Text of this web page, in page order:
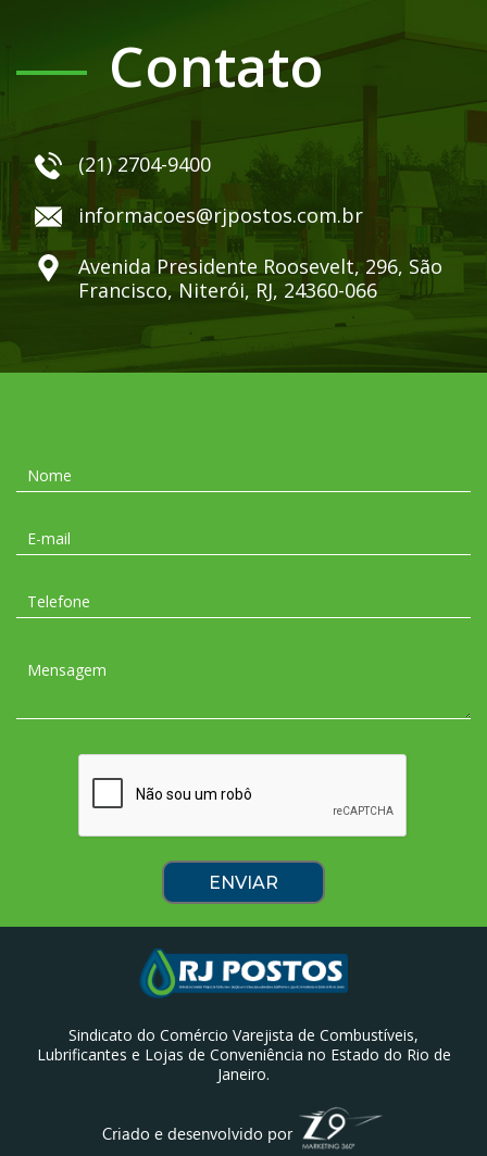
Contato
(21) 2704-9400
informacoes@rjpostos.com.br
Avenida Presidente Roosevelt, 296, São
Francisco, Niterói, RJ, 24360-066
Sindicato do Comércio Varejista de Combustíveis,
Lubrificantes e Lojas de Conveniência no Estado do Rio de
Janeiro.
Criado e desenvolvido por